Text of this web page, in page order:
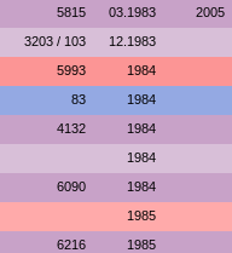
5815 03.1983 2005
3203 / 103 12.1983
5993 1984
83 1984
4132 1984
1984
6090 1984
1985
6216 1985